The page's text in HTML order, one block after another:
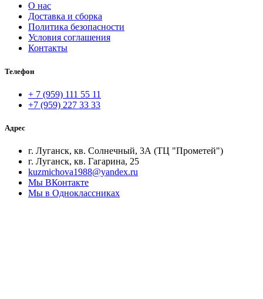
О нас
Доставка и сборка
Политика безопасности
Условия соглашения
Контакты
Телефон
+ 7 (959) 111 55 11
+7 (959) 227 33 33
Адрес
г. Луганск, кв. Солнечный, 3А (ТЦ "Прометей")
г. Луганск, кв. Гагарина, 25
kuzmichova1988@yandex.ru
Мы ВКонтакте
Мы в Одноклассниках